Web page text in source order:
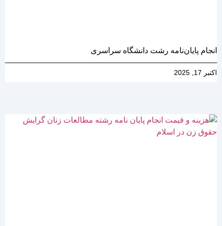
انجام پایان‌نامه رشت دانشگاه سراسری
اکتبر 17, 2025